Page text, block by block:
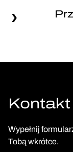
Kontakt
Wypełnij
Tobą wkrótce.